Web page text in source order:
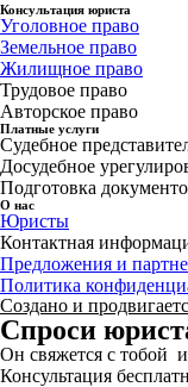
Консультация юриста
Уголовное право
Земельное право
Жилищное право
Трудовое право
Авторское право
Платные услуги
Судебное
Досудебное
Подготовка
О нас
Юристы
Контактная
Предложения и
Политика
Создано и
Спроси
Он свяжется с тобой
Консультация